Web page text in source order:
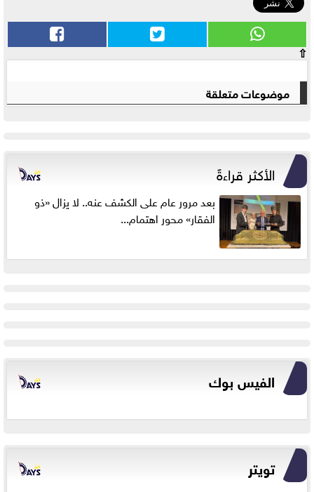
⇧
موضوعات متعلقة
الأكثر قراءةً
بعد مرور عام على الكشف عنه.. لا يزال «ذو
الفقار» محور اهتمام...
الفيس بوك
تويتر